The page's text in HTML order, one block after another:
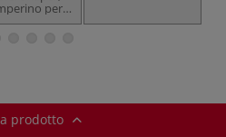
per
pastelli
prodotto